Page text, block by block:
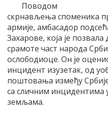
Поводом
скрнављења споменика
армије, амбасадор
Захарове, која је
срамоте част народа
ослободиоце. Он је
инцидент изузетак, од
поштовања између
са сличним инцидентима
земљама.